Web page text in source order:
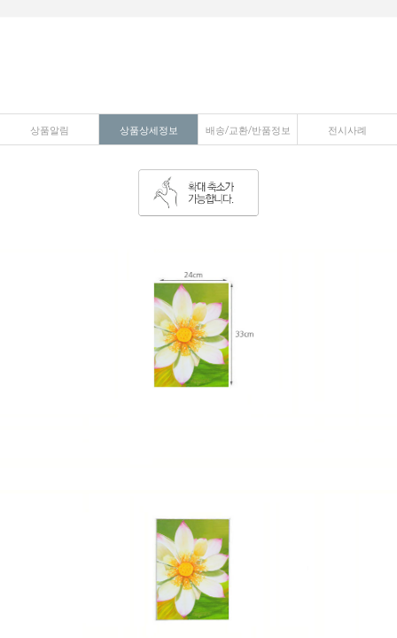
상품알림 상품상세정보 배송/교환/반품정보 전시사례